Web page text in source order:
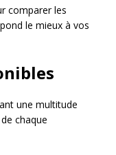
comparer les
le mieux à vos
une multitude
chaque